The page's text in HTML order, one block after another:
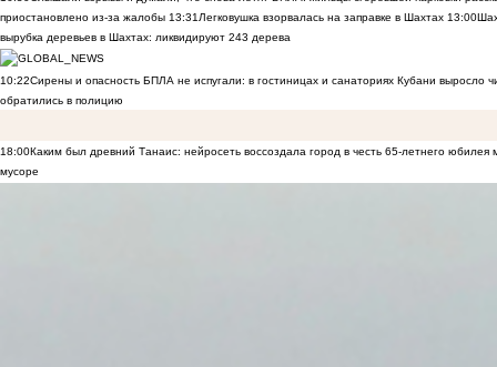
приостановлено из-за жалобы 13:31 Легковушка взорвалась на заправке в Шахтах 13:00
вырубка деревьев в Шахтах: ликвидируют 243 дерева
10:22Сирены и опасность БПЛА не испугали: в гостиницах и санаториях Кубани выросло
обратились в полицию
18:00Каким был древний Танаис: нейросеть воссоздала город в честь 65-летнего юбилея
мусоре